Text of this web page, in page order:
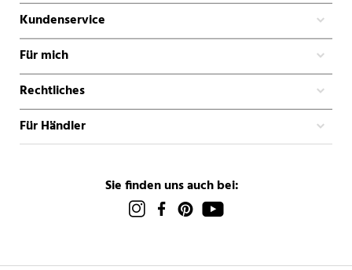
Kundenservice
Für mich
Rechtliches
Für Händler
Sie finden uns auch bei: